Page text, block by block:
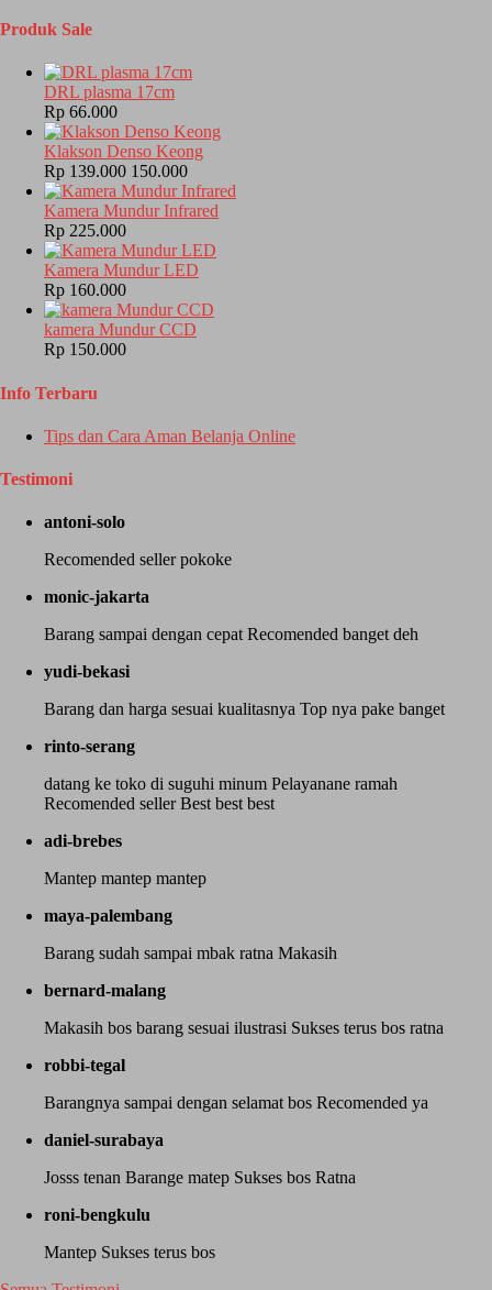
Produk Sale
DRL plasma 17cm
Rp 66.000
Klakson Denso Keong
Rp 139.000 150.000
Kamera Mundur Infrared
Rp 225.000
Kamera Mundur LED
Rp 160.000
kamera Mundur CCD
Rp 150.000
Info Terbaru
Tips dan Cara Aman Belanja Online
Testimoni
antoni-solo
Recomended seller pokoke
monic-jakarta
Barang sampai dengan cepat Recomended banget deh
yudi-bekasi
Barang dan harga sesuai kualitasnya Top nya pake banget
rinto-serang
datang ke toko di suguhi minum Pelayanane ramah
Recomended seller Best best best
adi-brebes
Mantep mantep mantep
maya-palembang
Barang sudah sampai mbak ratna Makasih
bernard-malang
Makasih bos barang sesuai ilustrasi Sukses terus bos ratna
robbi-tegal
Barangnya sampai dengan selamat bos Recomended ya
daniel-surabaya
Josss tenan Barange matep Sukses bos Ratna
roni-bengkulu
Mantep Sukses terus bos